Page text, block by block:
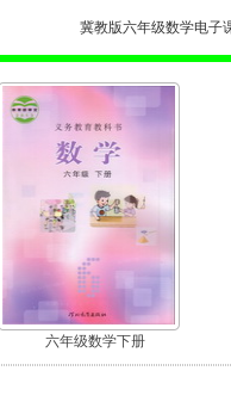
冀教版六年级数学电子
六年级数学下册